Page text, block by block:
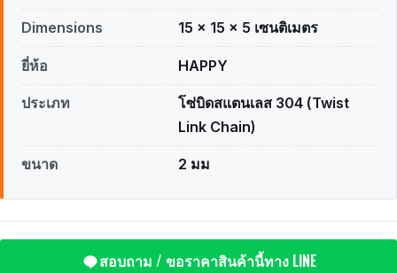
Dimensions 15 × 15 × 5 เซนติเมตร
ยี่ห้อ HAPPY
ประเภท
โซ่บิดสแตนเลส 304 (Twist
Link Chain)
ขนาด 2 มม
สอบถาม / ขอราคาสินค้านี้ทาง LINE